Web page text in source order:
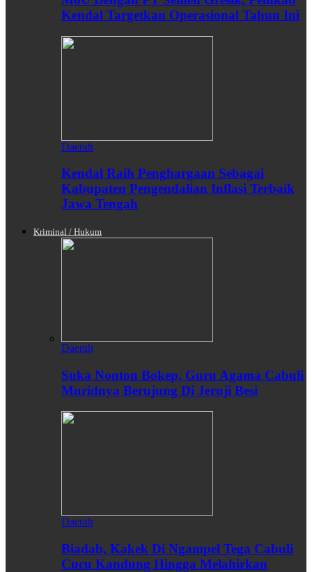
Kendal Targetkan Operasional Tahun Ini
Daerah
Kendal Raih Penghargaan Sebagai
Kabupaten Pengendalian Inflasi Terbaik
Jawa Tengah
Kriminal / Hukum
Daerah
Suka Nonton Bokep, Guru Agama Cabuli
Muridnya Berujung Di Jeruji Besi
Daerah
Biadab, Kakek Di Ngampel Tega Cabuli
Cucu Kandung Hingga Melahirkan